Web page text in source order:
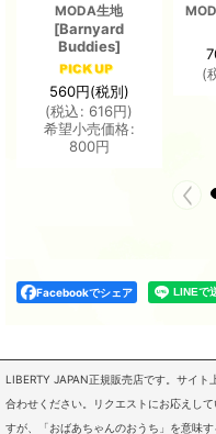
MODA生地
[Barnyard
Buddies]
560円(税別)
(税込: 616円)
希望小売価格:
800円
(
Facebookでシェア
LIBERTY JAPAN正規販売店です。サイ
合わせください。リクエストにお応えし
すが、「おばあちゃんのおうち」を意味